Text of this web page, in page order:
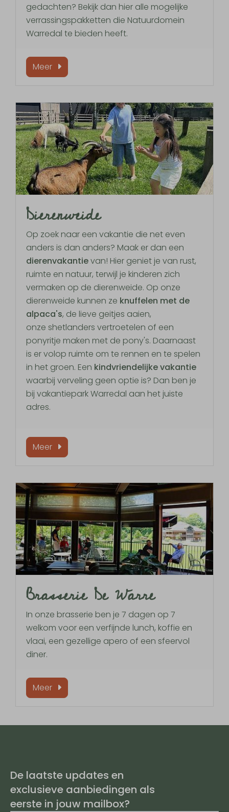
gedachten? Bekijk dan hier alle mogelijke
verrassingspakketten die Natuurdomein
Warredal te bieden heeft.
Meer
Dierenweide
Op zoek naar een vakantie die net even
anders is dan anders? Maak er dan een
dierenvakantievan! Hier geniet je van rust,
ruimte en natuur, terwijl je kinderen zich
vermaken op de dierenweide. Op onze
dierenweide kunnen ze knuffelen met de
alpaca's, de lieve geitjes aaien,
onze shetlanders vertroetelen of een
ponyritje maken met de pony's. Daarnaast
is er volop ruimte om te rennen en te spelen
in het groen. Een kindvriendelijke vakantie
waarbij verveling geen optie is? Dan ben je
bij vakantiepark Warredal aan het juiste
adres.
Meer
Brasserie De Warre
In onze brasserie ben je 7 dagen op 7
welkom voor een verfijnde lunch, koffie en
vlaai, een gezellige apero of een sfeervol
diner.
Meer
De laatste updates en
exclusieve aanbiedingen als
eerste in jouw mailbox?